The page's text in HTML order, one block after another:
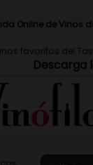
Online de Vinos
favoritos del
Descarga